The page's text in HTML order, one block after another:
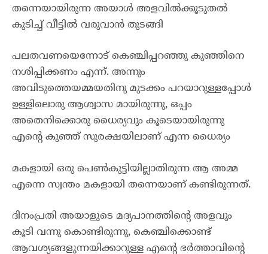
തന്നെയായിരുന്ന അയാൾ അളവിൽക്കൂടുതൽ
കുടിച്ച് വീട്ടിൽ വരുവാൻ തുടങ്ങി
പലതവണയെന്നോട് കെഞ്ചിപ്പറഞ്ഞു കുഞ്ഞിനെ
നശിപ്പിക്കണം എന്ന്. അന്നും
അവിടുത്തെയമ്മയതിനു മുടക്കം പറയാറുള്ളപ്പോൾ
ഉള്ളിലൊരു ആശ്വാസ മായിരുന്നു, ഒപ്പം
അതെനിക്കൊരു ധൈര്യവും കൂടെയായിരുന്നു
എന്റെ കുഞ്ഞ് സുരക്ഷയിലാണ് എന്ന ധൈര്യം
മകളായി ഒരു പെൺകുട്ടിയില്ലാതിരുന്ന ആ അമ്മ
എന്നെ സ്വന്തം മകളായി തന്നെയാണ് കണ്ടിരുന്നത്.
ദിനംപ്രതി അയാളുടെ മദ്യപാനത്തിന്റെ അളവും
കൂടി വന്നു കൊണ്ടിരുന്നു, കെഞ്ചിക്കൊണ്ട്
ആവശ്യങ്ങളുന്നയിക്കാറുള്ള എന്റെ ഭർത്താവിന്റെ